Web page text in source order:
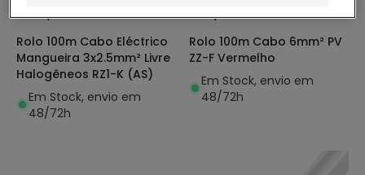
264,25 €
Rolo 100m Cabo Eléctrico
Mangueira 3x2.5mm² Livre
Halogêneos RZ1-K (AS)
Em Stock, envio em
48/72h
172,76 €
Rolo 100m Cabo 6mm² PV
ZZ-F Vermelho
Em Stock, envio em
48/72h